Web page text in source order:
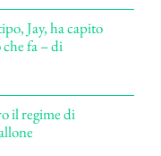
Jay, ha capito
fa – di
il regime di